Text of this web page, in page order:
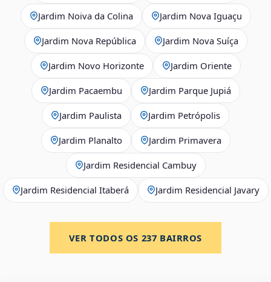
Jardim Noiva da Colina Jardim Nova Iguaçu
Jardim Nova República Jardim Nova Suíça
Jardim Novo Horizonte Jardim Oriente
Jardim Pacaembu Jardim Parque Jupiá
Jardim Paulista Jardim Petrópolis
Jardim Planalto Jardim Primavera
Jardim Residencial Cambuy
Jardim Residencial Itaberá Jardim Residencial Javary
VER TODOS OS 237 BAIRROS